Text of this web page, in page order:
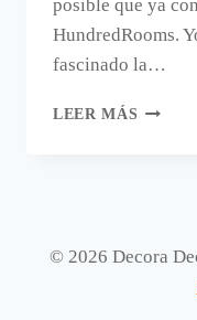
posible que ya
HundredRooms.
fascinado la…
LEER MÁS 7
© 2026 Decora